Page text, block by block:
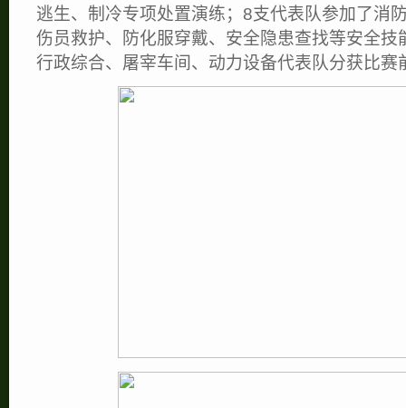
逃生、制冷专项处置演练；8支代表队参加了消
伤员救护、防化服穿戴、安全隐患查找等安全技
行政综合、屠宰车间、动力设备代表队分获比赛